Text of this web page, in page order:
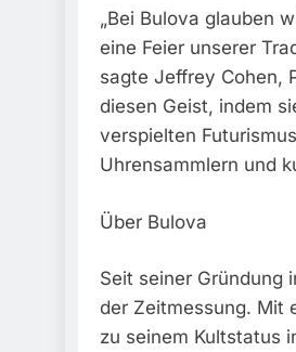
„Bei Bulova glauben
eine Feier unserer
sagte Jeffrey Cohen,
diesen Geist, indem
verspielten
Uhrensammlern und
Über Bulova
Seit seiner Gründung
der Zeitmessung. Mit
zu seinem Kultstatus